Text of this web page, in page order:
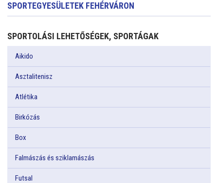
SPORTEGYESÜLETEK FEHÉRVÁRON
SPORTOLÁSI LEHETŐSÉGEK, SPORTÁGAK
Aikido
Asztalitenisz
Atlétika
Birkózás
Box
Falmászás és sziklamászás
Futsal